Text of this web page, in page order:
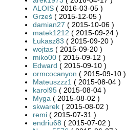
ALOIS ( 2016-03-05 )
Grześ ( 2015-12-05 )
damian27 ( 2015-10-06 )
matek1212 ( 2015-09-24 )
Łukasz83 ( 2015-09-20 )
wojtas ( 2015-09-20 )
miko00 ( 2015-09-12 )
Edward ( 2015-09-10 )
ormcocanyon ( 2015-09-10 )
Mateuszzz1 ( 2015-08-04 )
karol95 ( 2015-08-04 )
Myga ( 2015-08-02 )
skwarek ( 2015-08-02 )
remi ( 2015-07-31 )
endriu68 ( 2015-07-02 )